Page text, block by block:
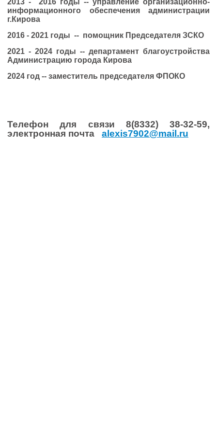
информационного обеспечения администрации
г.Кирова
2016 - 2021 годы -- помощник Председателя ЗСКО
2021 - 2024 годы -- департамент благоустройства
Администрацию города Кирова
2024 год -- заместитель председателя ФПОКО
Телефон для связи 8(8332) 38-32-59,
электронная почта alexis7902@mail.ru